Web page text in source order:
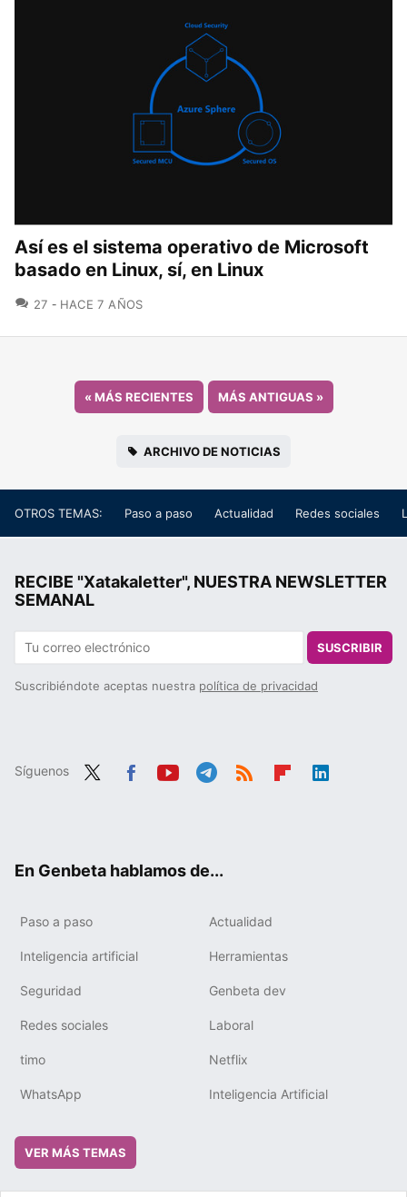
Así es el sistema operativo de Microsoft
basado en Linux, sí, en Linux
27 COMENTARIOS
HACE 7 AÑOS
«MÁS RECIENTES MÁS ANTIGUAS »
ARCHIVO DE NOTICIAS
OTROS TEMAS: Paso a paso Actualidad Redes sociales
RECIBE "Xatakaletter", NUESTRA NEWSLETTER
SEMANAL
SUSCRIBIR
Suscribiéndote aceptas nuestra política de privacidad
Síguenos
En Genbeta hablamos de...
Paso a paso Actualidad
Inteligencia artificial Herramientas
Seguridad Genbeta dev
Redes sociales Laboral
timo Netflix
WhatsApp Inteligencia Artificial
VER MÁS TEMAS